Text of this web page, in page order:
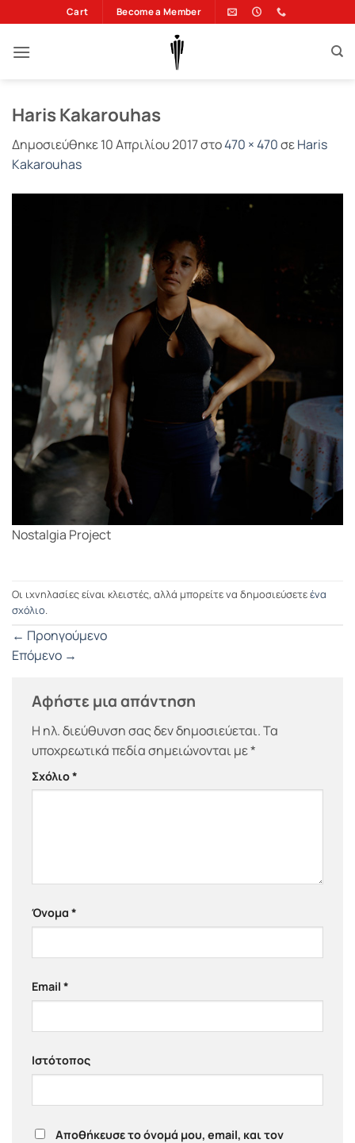
στο
περιεχόμενο
Cart Become a Member
Haris Kakarouhas
Δημοσιεύθηκε10 Απριλίου 2017στο470 × 470σεHaris
Kakarouhas
Nostalgia Project
Οι ιχνηλασίες είναι κλειστές, αλλά μπορείτε να δημοσιεύσετεένα
σχόλιο.
← Προηγούμενο
Επόμενο →
Αφήστε μια απάντηση
Η ηλ. διεύθυνση σας δεν δημοσιεύεται.Τα
υποχρεωτικά πεδία σημειώνονται με*
Σχόλιο*
Όνομα *
Email *
Ιστότοπος
Αποθήκευσε το όνομά μου, email, και τον